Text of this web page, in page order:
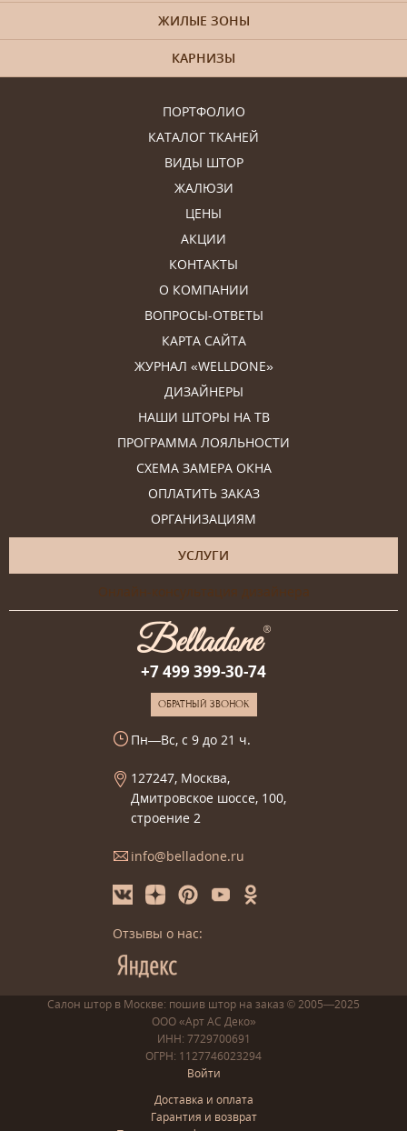
ПОРТФОЛИО
КАТАЛОГ ТКАНЕЙ
ВИДЫ ШТОР
ЖАЛЮЗИ
ЦЕНЫ
АКЦИИ
КОНТАКТЫ
О КОМПАНИИ
ВОПРОСЫ-ОТВЕТЫ
КАРТА САЙТА
ЖУРНАЛ «WELLDONE»
ДИЗАЙНЕРЫ
НАШИ ШТОРЫ НА ТВ
ПРОГРАММА ЛОЯЛЬНОСТИ
СХЕМА ЗАМЕРА ОКНА
ОПЛАТИТЬ ЗАКАЗ
ОРГАНИЗАЦИЯМ
УСЛУГИ
Онлайн-консультация дизайнера
ЖИЛЫЕ ЗОНЫ
КАРНИЗЫ
+7 499 399-30-74
ОБРАТНЫЙ ЗВОНОК
Пн—Вс, с 9 до 21 ч.
127247, Москва,
Дмитровское шоссе, 100,
строение 2
info@belladone.ru
Отзывы о нас:
Салон штор в Москве: пошив штор на заказ © 2005—2025
ООО «Арт АС Деко»
ИНН: 7729700691
ОГРН: 1127746023294
Войти
Доставка и оплата
Гарантия и возврат